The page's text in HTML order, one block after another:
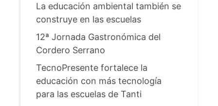
La educación ambiental también se
construye en las escuelas
12ª Jornada Gastronómica del
Cordero Serrano
TecnoPresente fortalece la
educación con más tecnología
para las escuelas de Tanti